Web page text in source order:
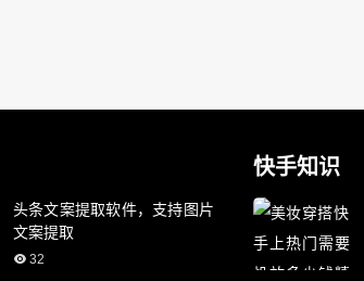
头条文案提取软件，支持图片
文案提取
32
快手知识